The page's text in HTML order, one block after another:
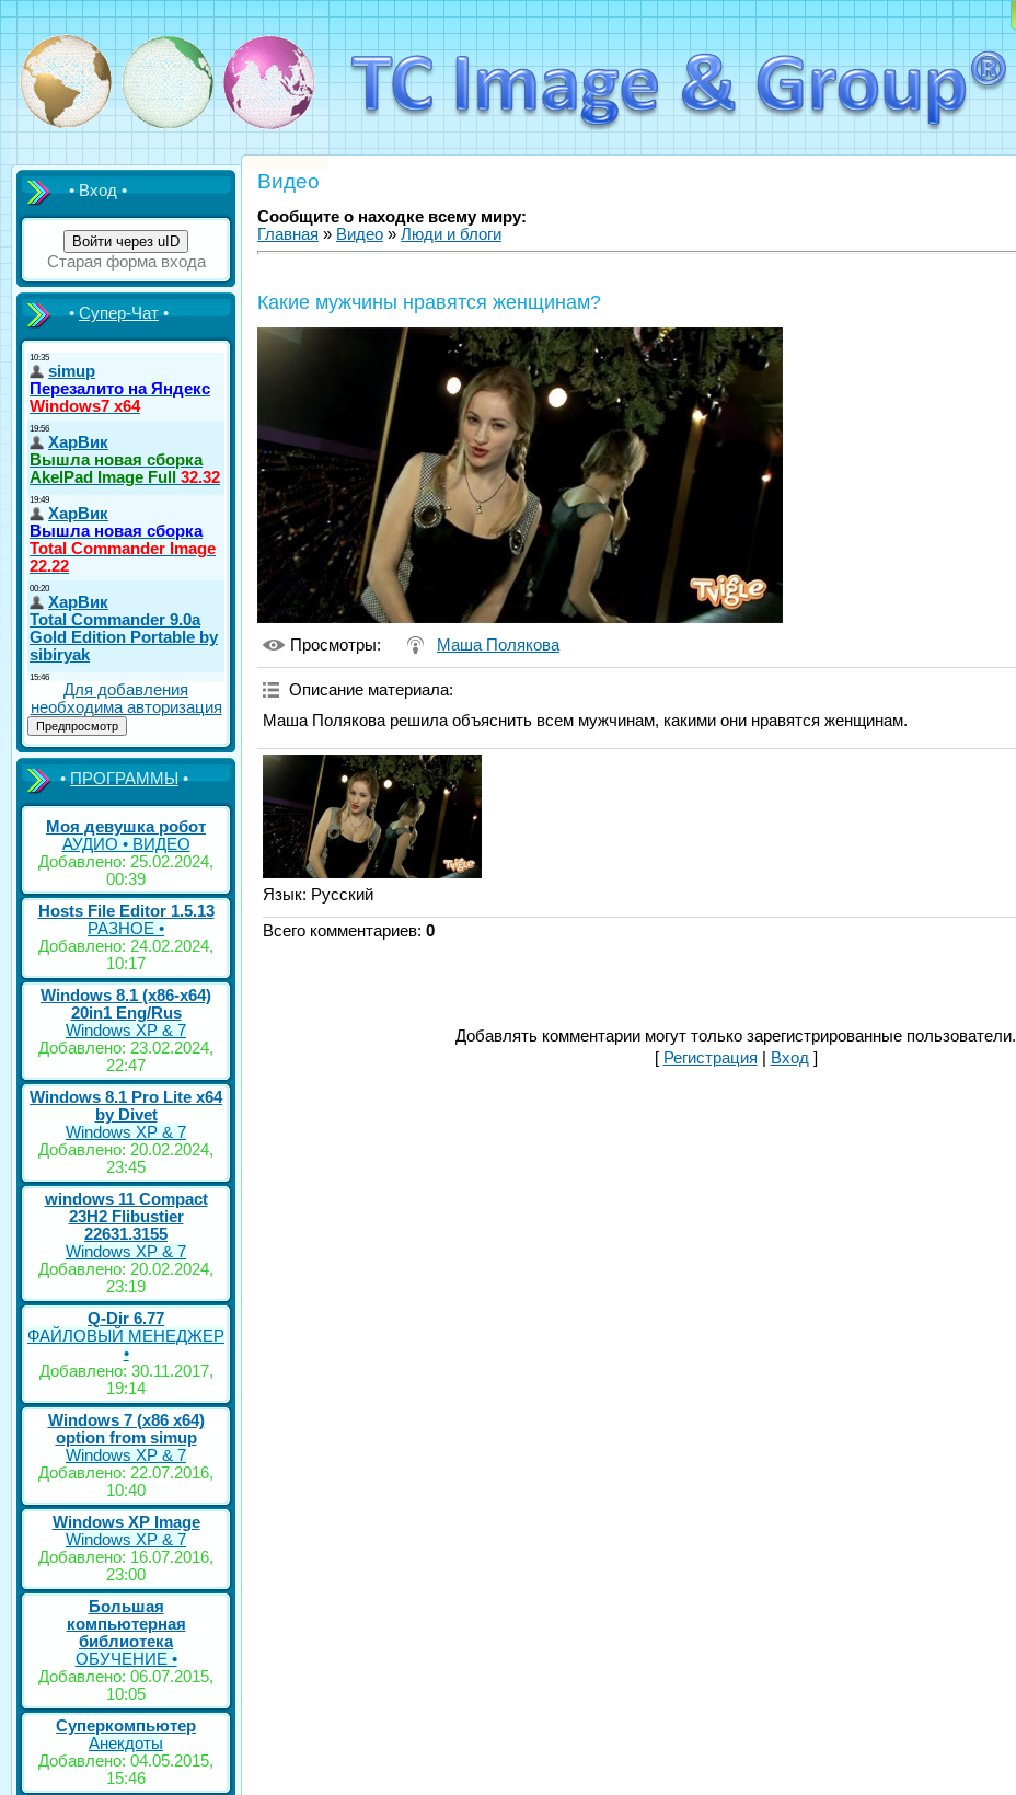
• Вход •
Войти через uID
Старая форма входа
•Супер-Чат•
Для добавления
необходима авторизация
•ПРОГРАММЫ•
Моя девушка робот
АУДИО • ВИДЕО
Добавлено: 25.02.2024,
00:39
Hosts File Editor 1.5.13
РАЗНОЕ •
Добавлено: 24.02.2024,
10:17
Windows 8.1 (x86-x64)
20in1 Eng/Rus
Windows XP & 7
Добавлено: 23.02.2024,
22:47
Windows 8.1 Pro Lite x64
by Divet
Windows XP & 7
Добавлено: 20.02.2024,
23:45
windows 11 Compact
23H2 Flibustier
22631.3155
Windows XP & 7
Добавлено: 20.02.2024,
23:19
Q-Dir 6.77
ФАЙЛОВЫЙ МЕНЕДЖЕР
•
Добавлено: 30.11.2017,
19:14
Windows 7 (x86 x64)
option from simup
Windows XP & 7
Добавлено: 22.07.2016,
10:40
Windows XP Image
Windows XP & 7
Добавлено: 16.07.2016,
23:00
Большая
компьютерная
библиотека
ОБУЧЕНИЕ •
Добавлено: 06.07.2015,
10:05
Суперкомпьютер
Анекдоты
Добавлено: 04.05.2015,
15:46
Видео
Сообщите о находке всему миру:
Главная » Видео » Люди и блоги
Какие мужчины нравятся женщинам?
Просмотры: Маша Полякова
Описание материала:
Маша Полякова решила объяснить всем мужчинам, какими они нравятся женщинам.
Язык: Русский
Всего комментариев: 0
Добавлять комментарии могут только зарегистрированные пользователи.
[ Регистрация Вход ]